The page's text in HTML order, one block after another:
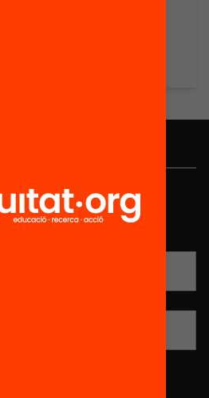
partits polítics
ja han triat Equitat. Rep
per millorar la
Catalunya.